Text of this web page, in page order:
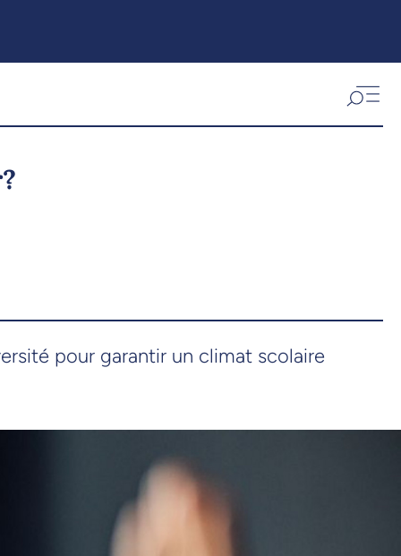
pour garantir un climat scolaire